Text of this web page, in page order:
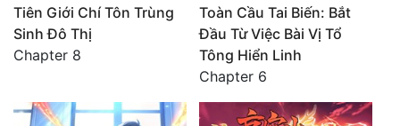
Tiên Giới Chí Tôn Trùng
Sinh Đô Thị
Chapter 8
Toàn Cầu Tai Biến: Bắt
Đầu Từ Việc Bài Vị Tổ
Tông Hiển Linh
Chapter 6